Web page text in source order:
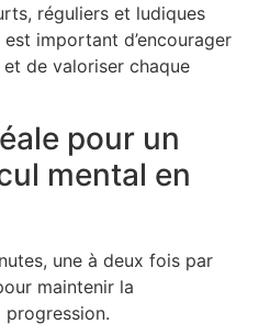
réguliers et ludiques
important d’encourager
de valoriser chaque
pour un
mental en
une à deux fois par
maintenir la